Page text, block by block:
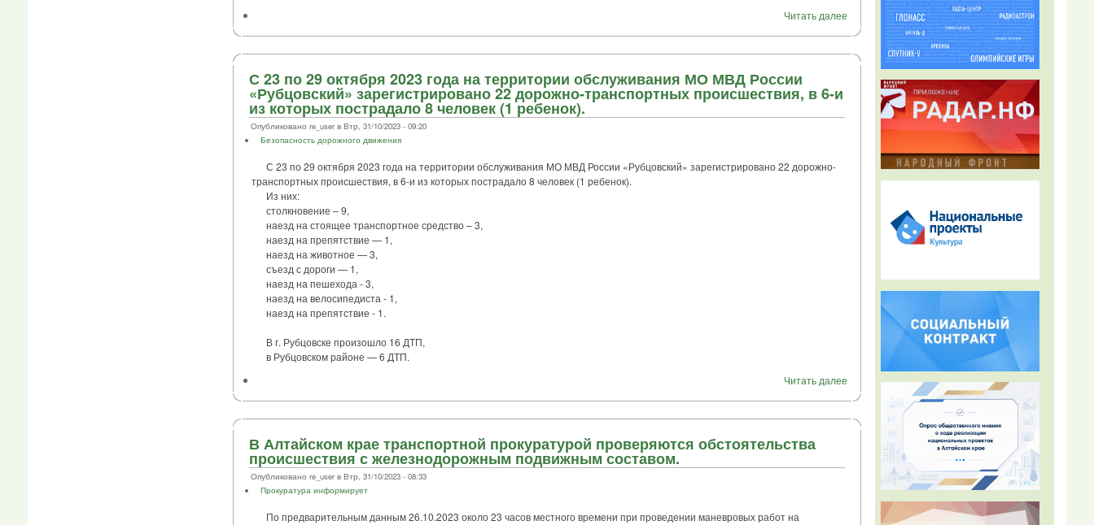
Читать далее
С 23 по 29 октября 2023 года на территории обслуживания МО МВД России
«Рубцовский» зарегистрировано 22 дорожно-транспортных происшествия, в 6-и
из которых пострадало 8 человек (1 ребенок).
Опубликовано re_user в Втр, 31/10/2023 - 09:20
Безопасность дорожного движения
С 23 по 29 октября 2023 года на территории обслуживания МО МВД России «Рубцовский» зарегистрировано 22 дорожно-
транспортных происшествия, в 6-и из которых пострадало 8 человек (1 ребенок).
Из них:
столкновение – 9,
наезд на стоящее транспортное средство – 3,
наезд на препятствие — 1,
наезд на животное — 3,
съезд с дороги — 1,
наезд на пешехода - 3,
наезд на велосипедиста - 1,
наезд на препятствие - 1.
В г. Рубцовске произошло 16 ДТП,
в Рубцовском районе — 6 ДТП.
Читать далее
В Алтайском крае транспортной прокуратурой проверяются обстоятельства
происшествия с железнодорожным подвижным составом.
Опубликовано re_user в Втр, 31/10/2023 - 08:33
Прокуратура информирует
По предварительным данным 26.10.2023 около 23 часов местного времени при проведении маневровых работ на